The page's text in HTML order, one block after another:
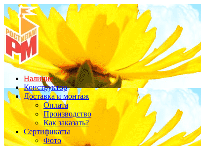
Наличие
Конструктор
Доставка и монтаж
Оплата
Производство
Как заказать?
Сертификаты
Фото